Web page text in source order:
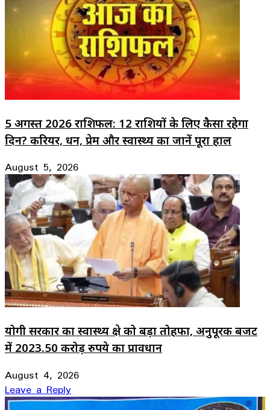
5 अगस्त 2026 राशिफल: 12 राशियों के लिए कैसा रहेगा
दिन? करियर, धन, प्रेम और स्वास्थ्य का जानें पूरा हाल
August 5, 2026
योगी सरकार का स्वास्थ्य क्षेत्र को बड़ा तोहफा, अनुपूरक बजट
में 2023.50 करोड़ रुपये का प्रावधान
August 4, 2026
Leave a Reply